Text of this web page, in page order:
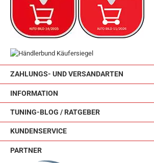
ZAHLUNGS- UND VERSANDARTEN
INFORMATION
TUNING-BLOG / RATGEBER
KUNDENSERVICE
PARTNER